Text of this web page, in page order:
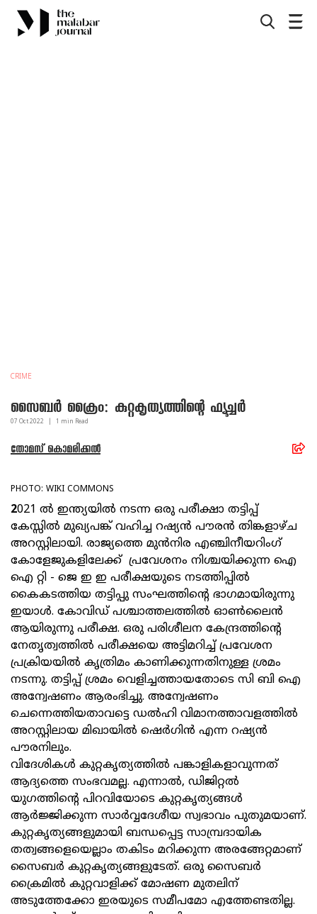
CRIME
സൈബർ ക്രൈം: കുറ്റകൃത്യത്തിന്റെ ഫ്യൂച്ചര്‍
07 Oct 2022 1 min Read
തോമസ് കൊമരിക്കൽ
PHOTO: WIKI COMMONS
2021 ല്‍ ഇന്ത്യയില്‍ നടന്ന ഒരു പരീക്ഷാ തട്ടിപ്പ്
കേസ്സില്‍ മുഖ്യപങ്ക് വഹിച്ച റഷ്യന്‍ പൗരന്‍ തിങ്കളാഴ്ച
അറസ്റ്റിലായി. രാജ്യത്തെ മുന്‍നിര എഞ്ചിനീയറിംഗ്
കോളേജുകളിലേക്ക് പ്രവേശനം നിശ്ചയിക്കുന്ന ഐ
ഐ റ്റി - ജെ ഇ ഇ പരീക്ഷയുടെ നടത്തിപ്പില്‍
കൈകടത്തിയ തട്ടിപ്പു സംഘത്തിന്റെ ഭാഗമായിരുന്നു
ഇയാള്‍. കോവിഡ് പശ്ചാത്തലത്തില്‍ ഓണ്‍ലൈന്‍
ആയിരുന്നു പരീക്ഷ. ഒരു പരിശീലന കേന്ദ്രത്തിന്റെ
നേതൃത്വത്തില്‍ പരീക്ഷയെ അട്ടിമറിച്ച് പ്രവേശന
പ്രക്രിയയില്‍ കൃത്രിമം കാണിക്കുന്നതിനുള്ള ശ്രമം
നടന്നു. തട്ടിപ്പ് ശ്രമം വെളിച്ചത്തായതോടെ സി ബി ഐ
അന്വേഷണം ആരംഭിച്ചു. അന്വേഷണം
ചെന്നെത്തിയതാവട്ടെ ഡല്‍ഹി വിമാനത്താവളത്തില്‍
അറസ്റ്റിലായ മിഖായില്‍ ഷെര്‍ഗിന്‍ എന്ന റഷ്യന്‍
പൗരനിലും.
വിദേശികള്‍ കുറ്റകൃത്യത്തില്‍ പങ്കാളികളാവുന്നത്
ആദ്യത്തെ സംഭവമല്ല. എന്നാല്‍, ഡിജിറ്റല്‍
യുഗത്തിന്റെ പിറവിയോടെ കുറ്റകൃത്യങ്ങള്‍
ആര്‍ജ്ജിക്കുന്ന സാര്‍വ്വദേശീയ സ്വഭാവം പുതുമയാണ്.
കുറ്റകൃത്യങ്ങളുമായി ബന്ധപ്പെട്ട സാമ്പ്രദായിക
തത്വങ്ങളെയെല്ലാം തകിടം മറിക്കുന്ന അരങ്ങേറ്റമാണ്
സൈബര്‍ കുറ്റകൃത്യങ്ങളുടേത്. ഒരു സൈബര്‍
ക്രൈമില്‍ കുറ്റവാളിക്ക് മോഷണ മുതലിന്
അടുത്തേക്കോ ഇരയുടെ സമീപമോ എത്തേണ്ടതില്ല.